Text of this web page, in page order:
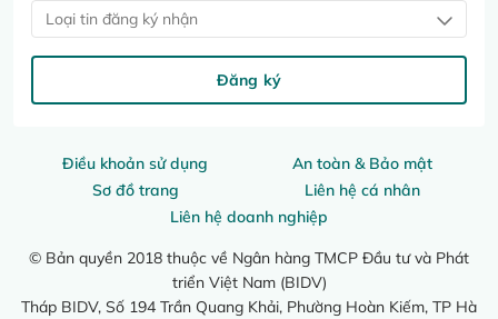
Điều khoản sử dụng
An toàn & Bảo mật
Sơ đồ trang
Liên hệ cá nhân
Liên hệ doanh nghiệp
© Bản quyền 2018 thuộc về Ngân hàng TMCP Đầu tư và Phát
triển Việt Nam (BIDV)
Tháp BIDV, Số 194 Trần Quang Khải, Phường Hoàn Kiếm, TP Hà
Loại tin đăng ký nhận
Đăng ký